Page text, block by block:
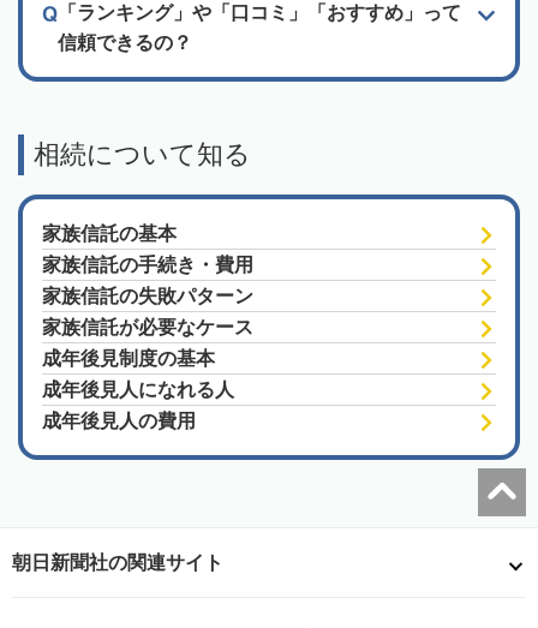
「ランキング」や「口コミ」「おすすめ」って
信頼できるの？
相続について知る
家族信託の基本
家族信託の手続き・費用
家族信託の失敗パターン
家族信託が必要なケース
成年後見制度の基本
成年後見人になれる人
成年後見人の費用
朝日新聞社の関連サイト